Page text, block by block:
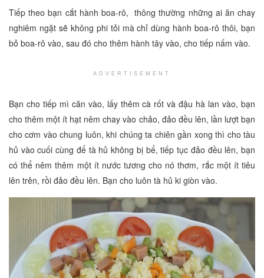
Tiếp theo bạn cắt hành boa-rô, thông thường những ai ăn chay
nghiêm ngặt sẽ không phi tỏi mà chỉ dùng hành boa-rô thôi, bạn
bỏ boa-rô vào, sau đó cho thêm hành tây vào, cho tiếp nấm vào.
ADVERTISEMENT
Bạn cho tiếp mì căn vào, lấy thêm cà rốt và đậu hà lan vào, bạn
cho thêm một ít hạt nêm chay vào chảo, đảo đều lên, lần lượt bạn
cho cơm vào chung luôn, khi chúng ta chiên gần xong thì cho tàu
hủ vào cuối cùng để tà hủ không bị bể, tiếp tục đảo đều lên, bạn
có thể nêm thêm một ít nước tương cho nó thơm, rắc một ít tiêu
lên trên, rồi đảo đều lên. Bạn cho luôn tà hủ ki giòn vào.